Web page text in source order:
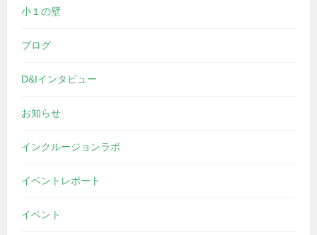
小１の壁
ブログ
D&Iインタビュー
お知らせ
インクルージョンラボ
イベントレポート
イベント